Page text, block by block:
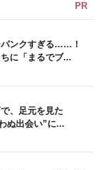
PR
パンクすぎる……！
に「まるでブ...
、足元を見た
出会い”に...